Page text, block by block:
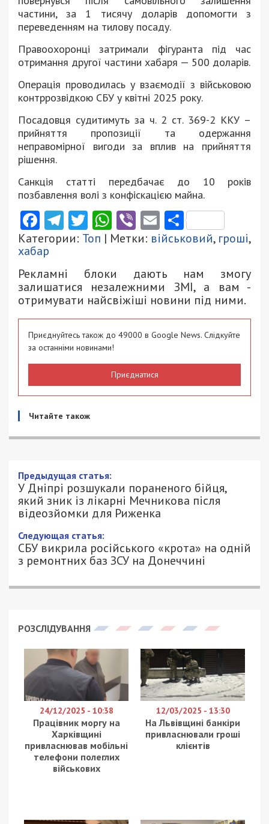
частини, за 1 тисячу доларів допомогти з
переведенням на тилову посаду.
Правоохоронці затримали фігуранта під час
отримання другої частини хабаря — 500 доларів.
Операція проводилась у взаємодії з військовою
контррозвідкою СБУ у квітні 2025 року.
Посадовця судитимуть за ч. 2 ст. 369-2 ККУ –
прийняття пропозиції та одержання
неправомірної вигоди за вплив на прийняття
рішення.
Санкція статті передбачає до 10 років
позбавлення волі з конфіскацією майна.
Facebook
Telegram
Twitter
WhatsApp
ViberEmail
Категории: Топ | Метки: військовий, гроші,
хабар
Рекламні блоки дають нам змогу
залишатися незалежними ЗМІ, а вам -
отримувати найсвіжіші новини під ними.
Приєднуйтесь також до 49000 в Google News. Слідкуйте
за останніми новинами!
Приєднатися
Читайте також
У Дніпрі розшукали пораненого бійця,
який зник із лікарні Мечникова після
відеозйомки для Риженка
2/09/2025 - 13:00
АННА БАУМАН - СПЕЦИАЛЬНО ДЛЯ
49000.COM.UA
650
Зниклий з лікарні Мечникова поранений
військовослужбовець, який пережив тортури в
російському полоні та якого Сергій Риженко
показував у своїх відео, наразі перебуває вдома,